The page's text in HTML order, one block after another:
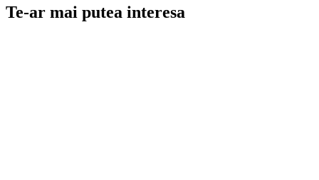
Te-ar mai putea interesa